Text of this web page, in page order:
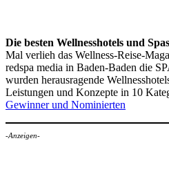
Die besten Wellnesshotels und
Mal verlieh das Wellness-Reise-
redspa media in Baden-Baden die
wurden herausragende
Leistungen und Konzepte in 10
Gewinner und Nominierten
-Anzeigen-